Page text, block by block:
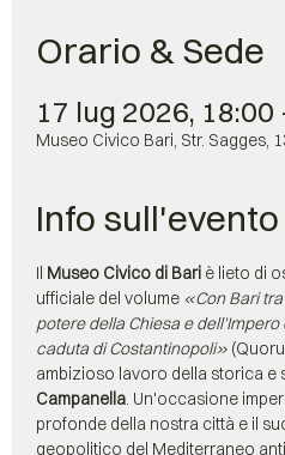
Orario & Sede
17 lug 2026, 18:00
Museo Civico Bari, Str. Sagges,
Info sull'evento
Il Museo Civico di Bari è lieto di
ufficiale del volume «Con Bari
potere della Chiesa e
caduta di Costantinopoli»
ambizioso lavoro della storica e
Campanella. Un'occasione
profonde della nostra città e il
geopolitico del Mediterraneo